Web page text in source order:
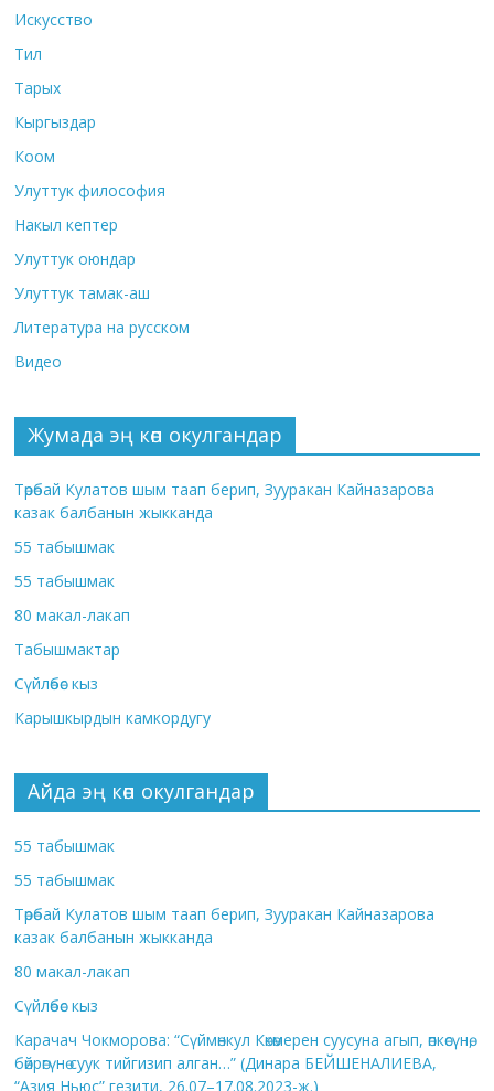
Искусство
Тил
Тарых
Кыргыздар
Коом
Улуттук философия
Накыл кептер
Улуттук оюндар
Улуттук тамак-аш
Литература на русском
Видео
Жумада эң көп окулгандар
Төрөбай Кулатов шым таап берип, Зууракан Кайназарова
казак балбанын жыкканда
55 табышмак
55 табышмак
80 макал-лакап
Табышмактар
Сүйлөбөс кыз
Карышкырдын камкордугу
Айда эң көп окулгандар
55 табышмак
55 табышмак
Төрөбай Кулатов шым таап берип, Зууракан Кайназарова
казак балбанын жыкканда
80 макал-лакап
Сүйлөбөс кыз
Карачач Чокморова: “Сүймөнкул Көкөмерен суусуна агып, өпкөсүнө,
бөйрөгүнө суук тийгизип алган…” (Динара БЕЙШЕНАЛИЕВА,
“Азия Ньюс” гезити, 26.07–17.08.2023-ж.)